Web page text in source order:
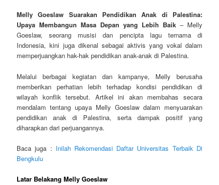
Melly Goeslaw Suarakan Pendidikan Anak di Palestina:
Upaya Membangun Masa Depan yang Lebih Baik– Melly
Goeslaw, seorang musisi dan pencipta lagu ternama di
Indonesia, kini juga dikenal sebagai aktivis yang vokal dalam
memperjuangkan hak-hak pendidikan anak-anak di Palestina.
Melalui berbagai kegiatan dan kampanye, Melly berusaha
memberikan perhatian lebih terhadap kondisi pendidikan di
wilayah konflik tersebut. Artikel ini akan membahas secara
mendalam tentang upaya Melly Goeslaw dalam menyuarakan
pendidikan anak di Palestina, serta dampak positif yang
diharapkan dari perjuangannya.
Baca juga : Inilah Rekomendasi Daftar Universitas Terbaik Di
Bengkulu
Latar Belakang Melly Goeslaw